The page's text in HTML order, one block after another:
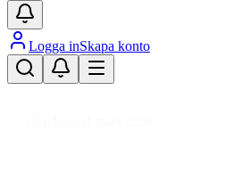
Logga inSkapa konto